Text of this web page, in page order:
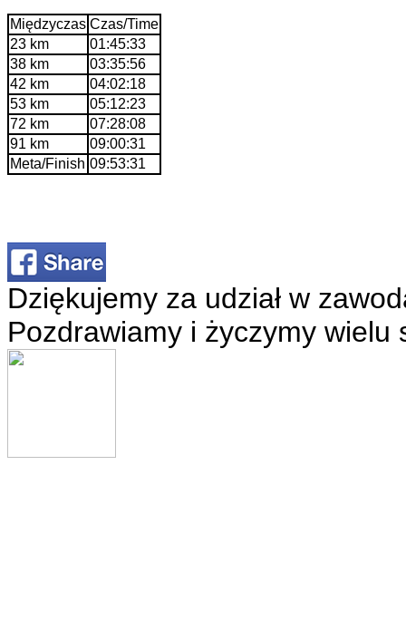
Międzyczas Czas/Time
23 km
01:45:33
38 km
03:35:56
42 km
04:02:18
53 km
05:12:23
72 km
07:28:08
91 km
09:00:31
Meta/Finish 09:53:31
Dziękujemy za udział w
Pozdrawiamy i życzymy wielu